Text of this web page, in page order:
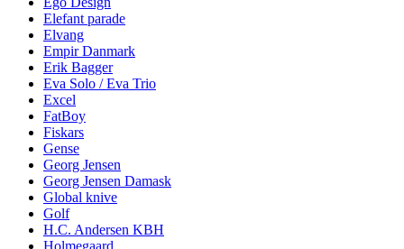
Elefant parade
Elvang
Empir Danmark
Erik Bagger
Eva Solo / Eva Trio
Excel
FatBoy
Fiskars
Gense
Georg Jensen
Georg Jensen Damask
Global knive
Golf
H.C. Andersen KBH
Holmegaard